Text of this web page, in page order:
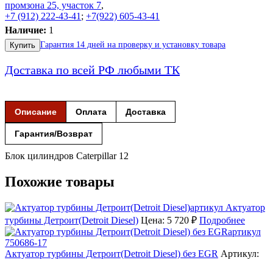
промзона 25, участок 7,
+7 (912) 222-43-41 ; +7(922) 605-43-41
Наличие: 1
Купить Гарантия 14 дней на проверку и установку товара
Доставка по всей РФ любыми ТК
Описание Оплата Доставка
Гарантия/Возврат
Блок цилиндров Caterpillar 12
Похожие товары
Актуатор
турбины Детроит(Detroit Diesel) Цена: 5 720 ₽ Подробнее
Актуатор турбины Детроит(Detroit Diesel) без EGR Артикул: